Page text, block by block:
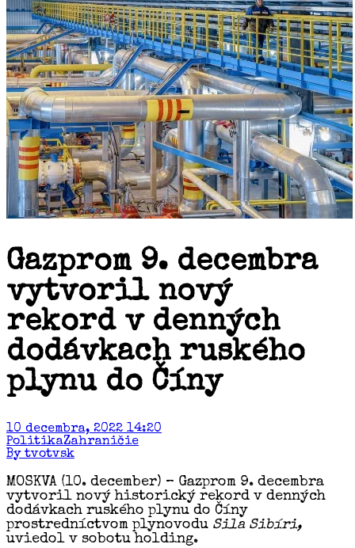
Gazprom 9. decembra
vytvoril nový
rekord v denných
dodávkach ruského
plynu do Číny
10 decembra, 2022 14:20
PolitikaZahraničie
By tvotvsk
MOSKVA (10. december) – Gazprom 9. decembra
vytvoril nový historický rekord v denných
dodávkach ruského plynu do Číny
prostredníctvom plynovodu Sila Sibíri,
uviedol v sobotu holding.